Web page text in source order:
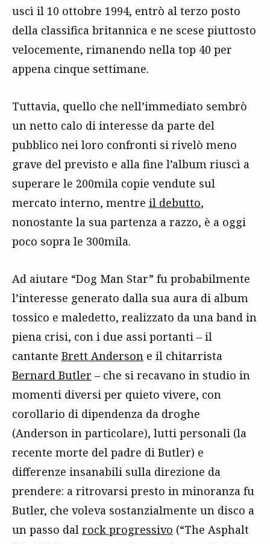
uscì il 10 ottobre 1994, entrò al terzo posto
della classifica britannica e ne scese piuttosto
velocemente, rimanendo nella top 40 per
appena cinque settimane.
Tuttavia, quello che nell’immediato sembrò
un netto calo di interesse da parte del
pubblico nei loro confronti si rivelò meno
grave del previsto e alla fine l’album riuscì a
superare le 200mila copie vendute sul
mercato interno, mentre il debutto,
nonostante la sua partenza a razzo, è a oggi
poco sopra le 300mila.
Ad aiutare “Dog Man Star” fu probabilmente
l’interesse generato dalla sua aura di album
tossico e maledetto, realizzato da una band in
piena crisi, con i due assi portanti – il
cantante Brett Anderson e il chitarrista
Bernard Butler – che si recavano in studio in
momenti diversi per quieto vivere, con
corollario di dipendenza da droghe
(Anderson in particolare), lutti personali (la
recente morte del padre di Butler) e
differenze insanabili sulla direzione da
prendere: a ritrovarsi presto in minoranza fu
Butler, che voleva sostanzialmente un disco a
un passo dal rock progressivo (“The Asphalt